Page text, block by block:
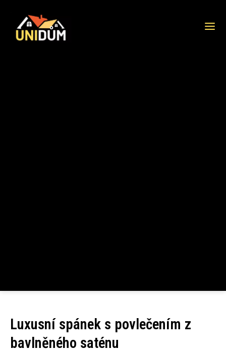
Luxusní spánek s povlečením z
bavlněného saténu